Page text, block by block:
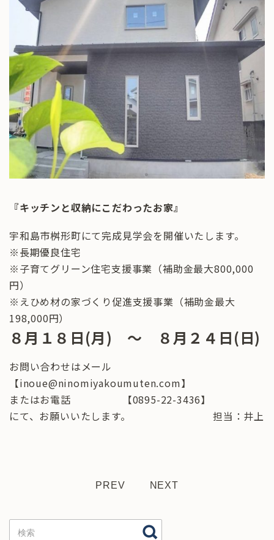
『キッチンと収納にこだわったお家』
宇和島市桝形町にて完成見学会を開催いたします。
※長期優良住宅
※子育てグリーン住宅支援事業（補助金最大800,000
円）
※えひめ材の家づくり促進支援事業（補助金最大
198,000円）
８月１８日(月) ～ ８月２４日(日)
お問い合わせはメール
【inoue@ninomiyakoumuten.com】
またはお電話 【0895-22-3436】
にて、お願いいたします。 担当：井上
PREV NEXT